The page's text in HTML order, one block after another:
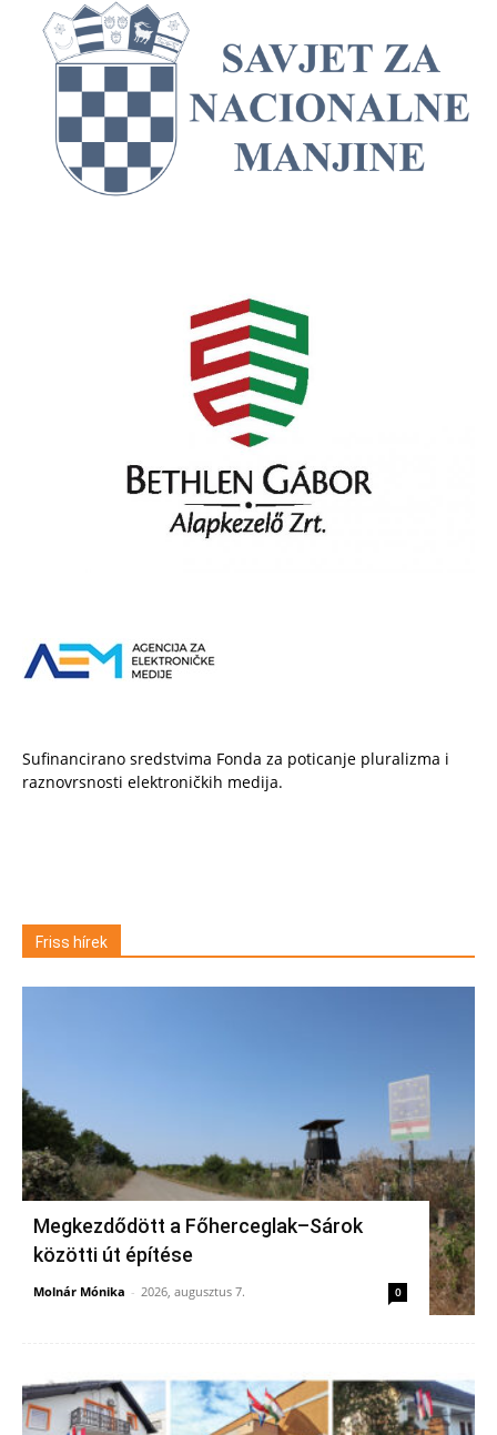
Sufinancirano sredstvima Fonda za poticanje pluralizma i
raznovrsnosti elektroničkih medija.
Friss hírek
Megkezdődött a Főherceglak–Sárok
közötti út építése
Molnár Mónika - 2026, augusztus 7. 0